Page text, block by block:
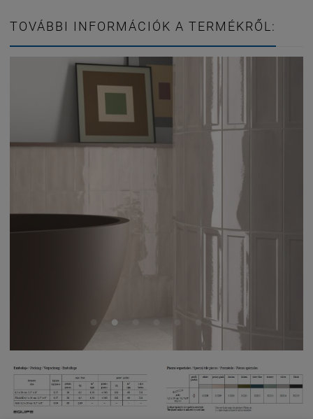
TOVÁBBI INFORMÁCIÓK A TERMÉKRŐL:
ISLAND-DORIAN-
FRAME-DORIAN